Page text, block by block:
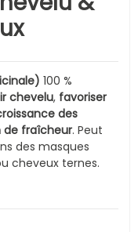
100 %
chevelu, favoriser
des
de fraîcheur. Peut
des masques
cheveux ternes.